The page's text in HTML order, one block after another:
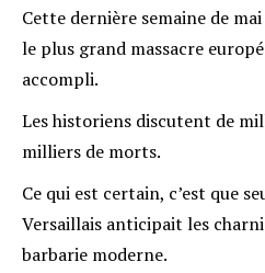
Cette dernière semaine de
le plus grand massacre
accompli.
Les historiens discutent de
milliers de morts.
Ce qui est certain, c’est que
Versaillais anticipait les
barbarie moderne.